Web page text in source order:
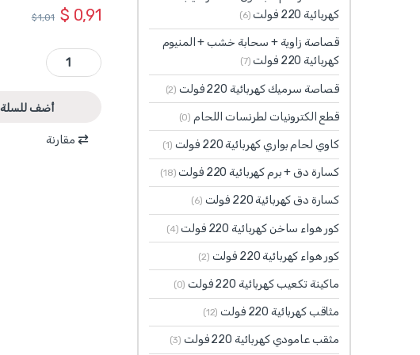
$ 0,91
$1,01
TDOES08091 - مفتاح شق 8 × 9 ماركة TOTAL quantity
أضف للسلة
مقارنة
كهربائية 220 فولت
(6)
قصاصة زاوية + سحابة خشب + المنيوم
كهربائية 220 فولت
(7)
قصاصة سرميك كهربائية 220 فولت (2)
قطع الكترونيات لطرنسات اللحام (0)
كاوي لحام بواري كهربائية 220 فولت (1)
كسارة دق + برم كهربائية 220 فولت (18)
كسارة دق كهربائية 220 فولت (6)
كور هواء ساخن كهربائية 220 فولت (4)
كور هواء كهربائية 220 فولت (2)
ماكينة تكعيب كهربائية 220 فولت (0)
مثاقب كهربائية 220 فولت (12)
مثقب عامودي كهربائية 220 فولت (3)